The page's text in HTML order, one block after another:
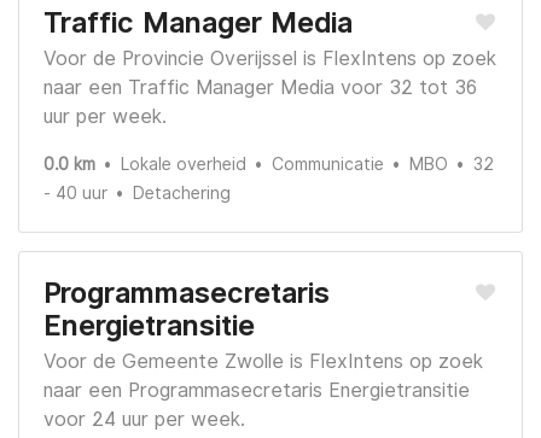
Traffic Manager Media
Voor de Provincie Overijssel is FlexIntens op zoek
naar een Traffic Manager Media voor 32 tot 36
uur per week.
0.0 km Lokale overheid Communicatie MBO
32
- 40 uur
Detachering
Programmasecretaris
Energietransitie
Voor de Gemeente Zwolle is FlexIntens op zoek
naar een Programmasecretaris Energietransitie
voor 24 uur per week.